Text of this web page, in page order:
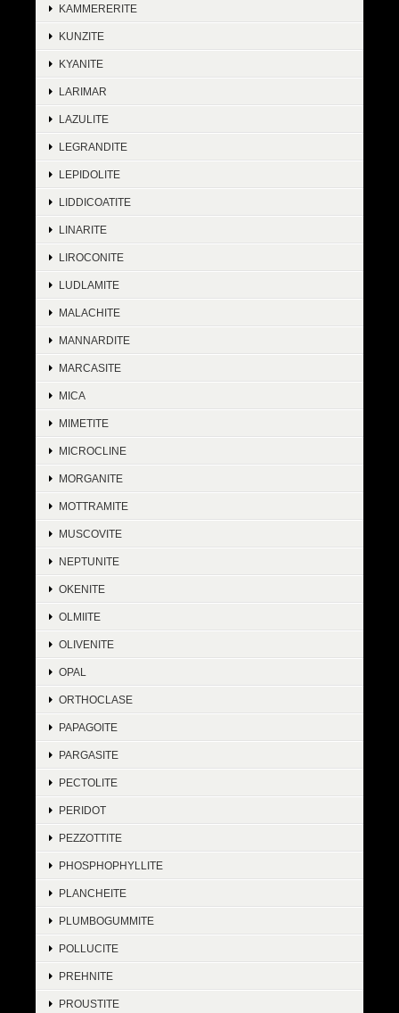
KAMMERERITE
KUNZITE
KYANITE
LARIMAR
LAZULITE
LEGRANDITE
LEPIDOLITE
LIDDICOATITE
LINARITE
LIROCONITE
LUDLAMITE
MALACHITE
MANNARDITE
MARCASITE
MICA
MIMETITE
MICROCLINE
MORGANITE
MOTTRAMITE
MUSCOVITE
NEPTUNITE
OKENITE
OLMIITE
OLIVENITE
OPAL
ORTHOCLASE
PAPAGOITE
PARGASITE
PECTOLITE
PERIDOT
PEZZOTTITE
PHOSPHOPHYLLITE
PLANCHEITE
PLUMBOGUMMITE
POLLUCITE
PREHNITE
PROUSTITE